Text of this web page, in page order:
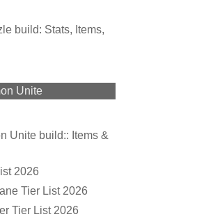
build: Stats, Items,
Unite
Unite build:: Items &
2026
Tier List 2026
Tier List 2026